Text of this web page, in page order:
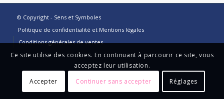
© Copyright - Sens et Symboles
Politique de confidentialité et Mentions légales
Conditions générales de ventes
Ce site utilise des cookies. En continuant à parcourir ce site, vous
acceptez leur utilisation.
Accepter
Continuer sans accepter Réglages